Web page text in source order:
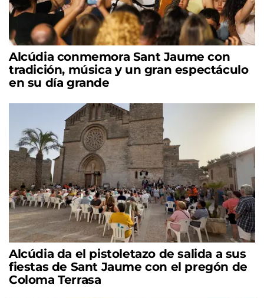
Alcúdia conmemora Sant Jaume con
tradición, música y un gran espectáculo
en su día grande
Alcúdia da el pistoletazo de salida a sus
fiestas de Sant Jaume con el pregón de
Coloma Terrasa